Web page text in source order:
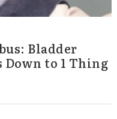
Bladder
Down to 1 Thing